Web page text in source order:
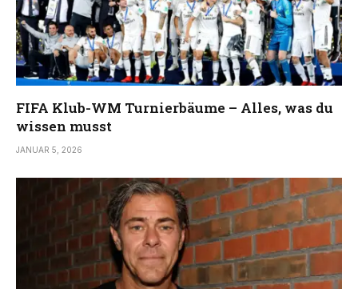
FIFA Klub-WM Turnierbäume – Alles, was du
wissen musst
JANUAR 5, 2026